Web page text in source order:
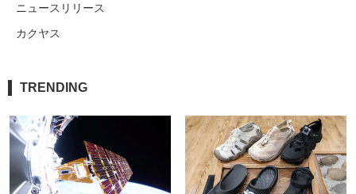
ニュースリリース
カクヤス
TRENDING